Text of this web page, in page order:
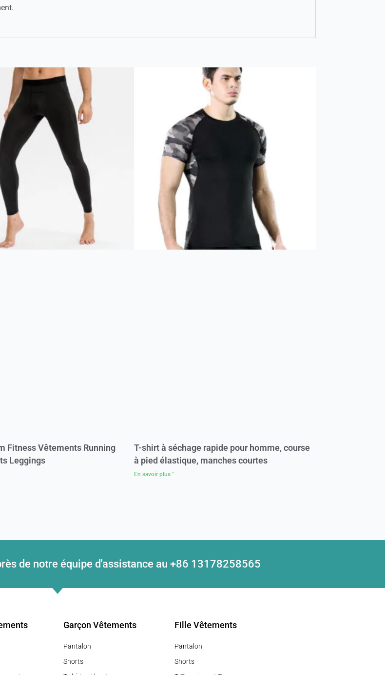
Fitness Vêtements Running
Leggings
T-shirt à séchage rapide pour homme, course
à pied élastique, manches courtes
En savoir plus "
de notre équipe d'assistance au +86 13178258565
Garçon Vêtements
Pantalon
Shorts
Fille Vêtements
Pantalon
Shorts